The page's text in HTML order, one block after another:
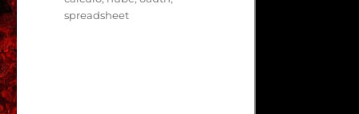
spreadsheet